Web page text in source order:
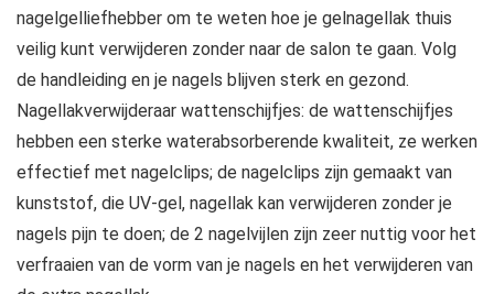
nagelgelliefhebber om te weten hoe je gelnagellak thuis
veilig kunt verwijderen zonder naar de salon te gaan. Volg
de handleiding en je nagels blijven sterk en gezond.
Nagellakverwijderaar wattenschijfjes: de wattenschijfjes
hebben een sterke waterabsorberende kwaliteit, ze werken
effectief met nagelclips; de nagelclips zijn gemaakt van
kunststof, die UV-gel, nagellak kan verwijderen zonder je
nagels pijn te doen; de 2 nagelvijlen zijn zeer nuttig voor het
verfraaien van de vorm van je nagels en het verwijderen van